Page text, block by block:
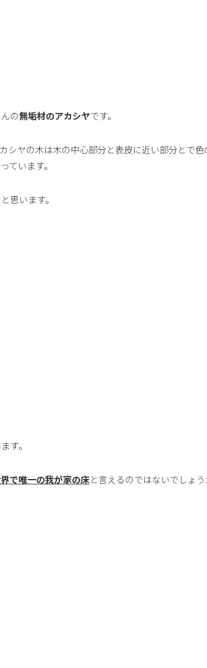
の無垢材のアカシヤです。
シヤの木は木の中心部分と表皮に近い部分とで色
ています。
思います。
す。
で唯一の我が家の床と言えるのではないでしょう